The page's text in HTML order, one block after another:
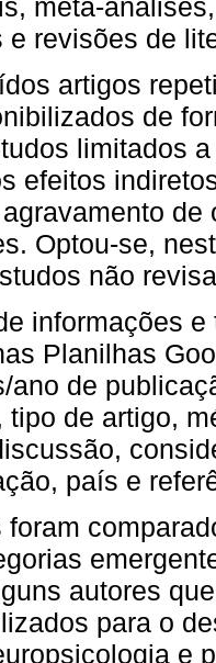
meta-
e revisões de
artigos
de
limitados
efeitos
Optou-se,
não
informações
Planilhas
ano de
tipo de artigo,
país e
foram
autores
para o
e